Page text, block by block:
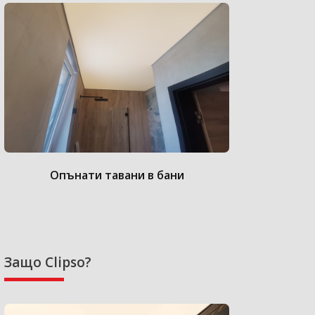
Опънати тавани в бани
Защо Clipso?